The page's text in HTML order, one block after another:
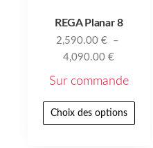
REGA Planar 8
2,590.00 €
–
4,090.00€
Sur commande
Choix des options